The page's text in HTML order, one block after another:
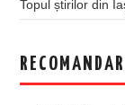
Topul știrilor din
RECOMANDARI